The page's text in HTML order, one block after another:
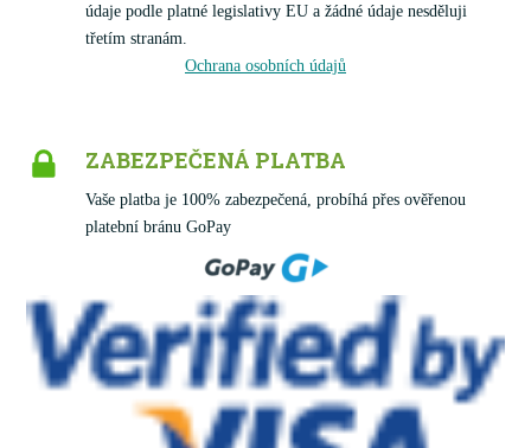
údaje podle platné legislativy EU a žádné údaje nesděluji
třetím stranám.
Ochrana osobních údajů
ZABEZPEČENÁ PLATBA
Vaše platba je 100% zabezpečená, probíhá přes ověřenou
platební bránu GoPay